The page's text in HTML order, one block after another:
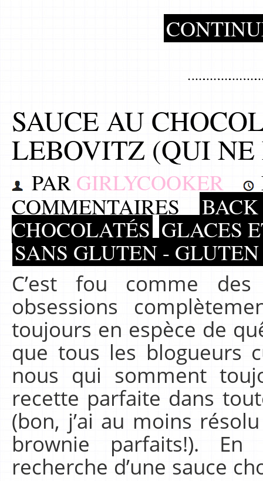
SAUCE AU
LEBOVITZ (QUI NE
PAR GIRLYCOOKER
COMMENTAIRES
CHOCOLATÉS GLACES
SANS GLUTEN -
C’est fou comme
obsessions
toujours en espèce de
que tous les blogueurs
nous qui somment
recette parfaite dans
(bon, j’ai au moins
brownie parfaits!). En
recherche d’une sauce